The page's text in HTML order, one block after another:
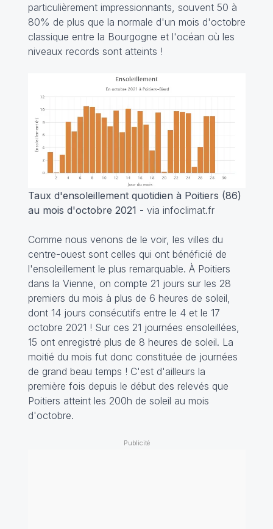
particulièrement impressionnants, souvent 50 à
80% de plus que la normale d'un mois d'octobre
classique entre la Bourgogne et l'océan où les
niveaux records sont atteints !
Taux d'ensoleillement quotidien à Poitiers (86)
au mois d'octobre 2021 - via infoclimat.fr
Comme nous venons de le voir, les villes du
centre-ouest sont celles qui ont bénéficié de
l'ensoleillement le plus remarquable. À Poitiers
dans la Vienne, on compte 21 jours sur les 28
premiers du mois à plus de 6 heures de soleil,
dont 14 jours consécutifs entre le 4 et le 17
octobre 2021 ! Sur ces 21 journées ensoleillées,
15 ont enregistré plus de 8 heures de soleil. La
moitié du mois fut donc constituée de journées
de grand beau temps ! C'est d'ailleurs la
première fois depuis le début des relevés que
Poitiers atteint les 200h de soleil au mois
d'octobre.